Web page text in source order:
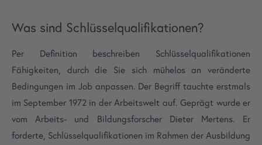
Was sind Schlüsselqualifikationen?
Per Definition beschreiben Schlüsselqualifikationen
Fähigkeiten, durch die Sie sich mühelos an veränderte
Bedingungen im Job anpassen. Der Begriff tauchte erstmals
im September 1972 in der Arbeitswelt auf. Geprägt wurde er
vom Arbeits- und Bildungsforscher Dieter Mertens. Er
forderte, Schlüsselqualifikationen im Rahmen der Ausbildung